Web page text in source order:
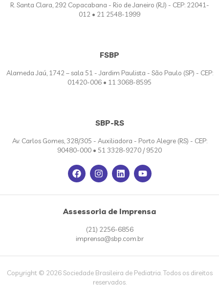
R. Santa Clara, 292 Copacabana - Rio de Janeiro (RJ) - CEP: 22041-
012 • 21 2548-1999
FSBP
Alameda Jaú, 1742 – sala 51 - Jardim Paulista - São Paulo (SP) - CEP:
01420-006 • 11 3068-8595
SBP-RS
Av. Carlos Gomes, 328/305 - Auxiliadora - Porto Alegre (RS) - CEP:
90480-000 • 51 3328-9270 / 9520
Assessoria de Imprensa
(21) 2256-6856
imprensa@sbp.com.br
Copyright © 2026 Sociedade Brasileira de Pediatria. Todos os direitos
reservados.